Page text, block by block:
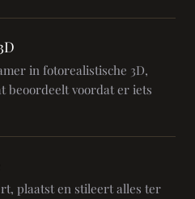
in fotorealistische 3D,
beoordeelt voordat er iets
plaatst en stileert alles ter